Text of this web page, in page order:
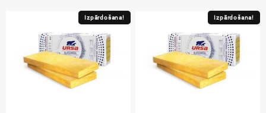
Izpārdošana! Izpārdošana!